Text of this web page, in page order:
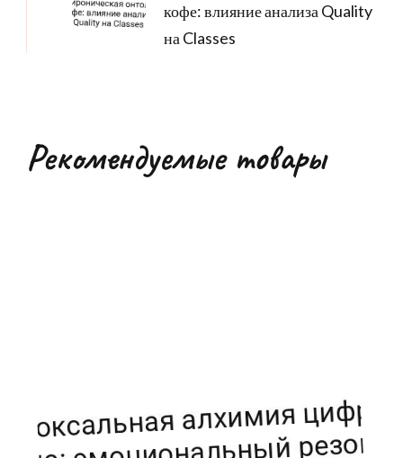
кофе: влияние анализа Quality
на Classes
Рекомендуемые товары